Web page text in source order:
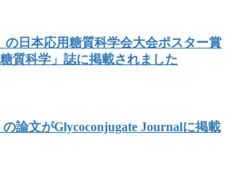
の日本応用糖質科学会大会ポスター賞
質科学」誌に掲載されました
論文がGlycoconjugate Journalに掲載